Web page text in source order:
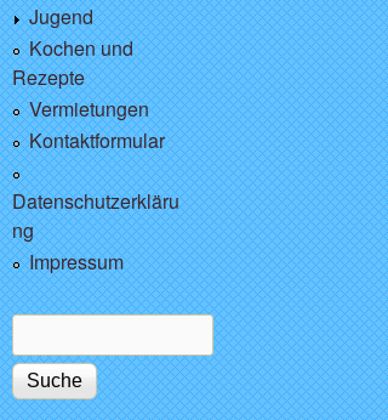
Jugend
Kochen und
Rezepte
Vermietungen
Kontaktformular
Datenschutzerkläru
ng
Impressum
Suchformular